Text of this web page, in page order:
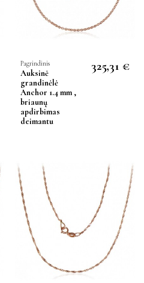
Pagrindinis
Auksinė
grandinėlė
Anchor 1.4 mm ,
briaunų
apdirbimas
deimantu
325,31 €